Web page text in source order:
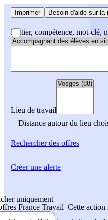
Imprimer Besoin d'aide sur la
Métier, compétence, mot-clé,
Lieu de travail
Distance autour du lieu
Rechercherdes offres
uniquement
France Travail Cette action
Créer une alerte